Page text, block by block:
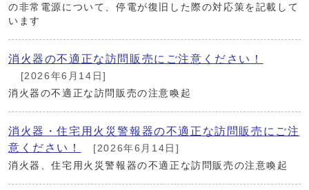
の非常電源について、停電が復旧した際の対応策を記載して
います
消火器の不適正な訪問販売にご注意ください！
[2026年6月14日]
消火器の不適正な訪問販売の注意喚起
消火器・住宅用火災警報器の不適正な訪問販売にご注
意ください！
[2026年6月14日]
消火器、住宅用火災警報器の不適正な訪問販売の注意喚起